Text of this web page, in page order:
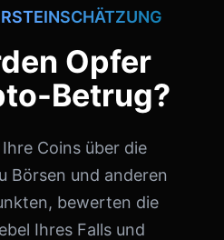
Opfer
Betrug?
Coins über die
Börsen und anderen
bewerten die
Ihres Falls und